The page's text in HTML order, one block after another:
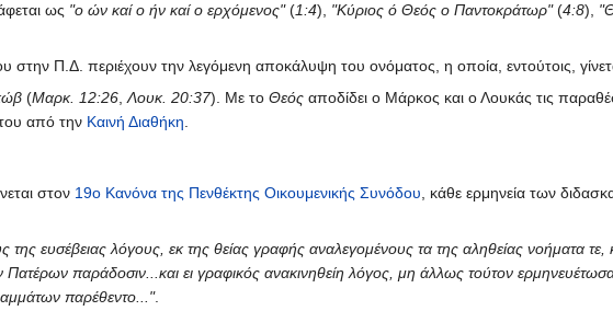
ως "ο ών καί ο ήν καί ο ερχόμενος"(1:4), "Κύριος ό Θεός ο Παντοκράτωρ"(4:8),
στην Π.Δ. περιέχουν την λεγόμενη αποκάλυψη του ονόματος, η οποία, εντούτοις,
(Μαρκ. 12:26 ,Λουκ. 20:37). Με τοΘεός αποδίδει ο Μάρκος και ο Λουκάς τις
από την Καινή Διαθήκη
στον 19ο Κανόνα της Πενθέκτης Οικουμενικής Συνόδου , κάθε ερμηνεία των
της ευσέβειας λόγους, εκ της θείας γραφής αναλεγομένους τα της αληθείας νοήματα τε,
παράδοσιν...και ει γραφικός ανακινηθείη λόγος, μη άλλως τούτον
παρέθεντο...".